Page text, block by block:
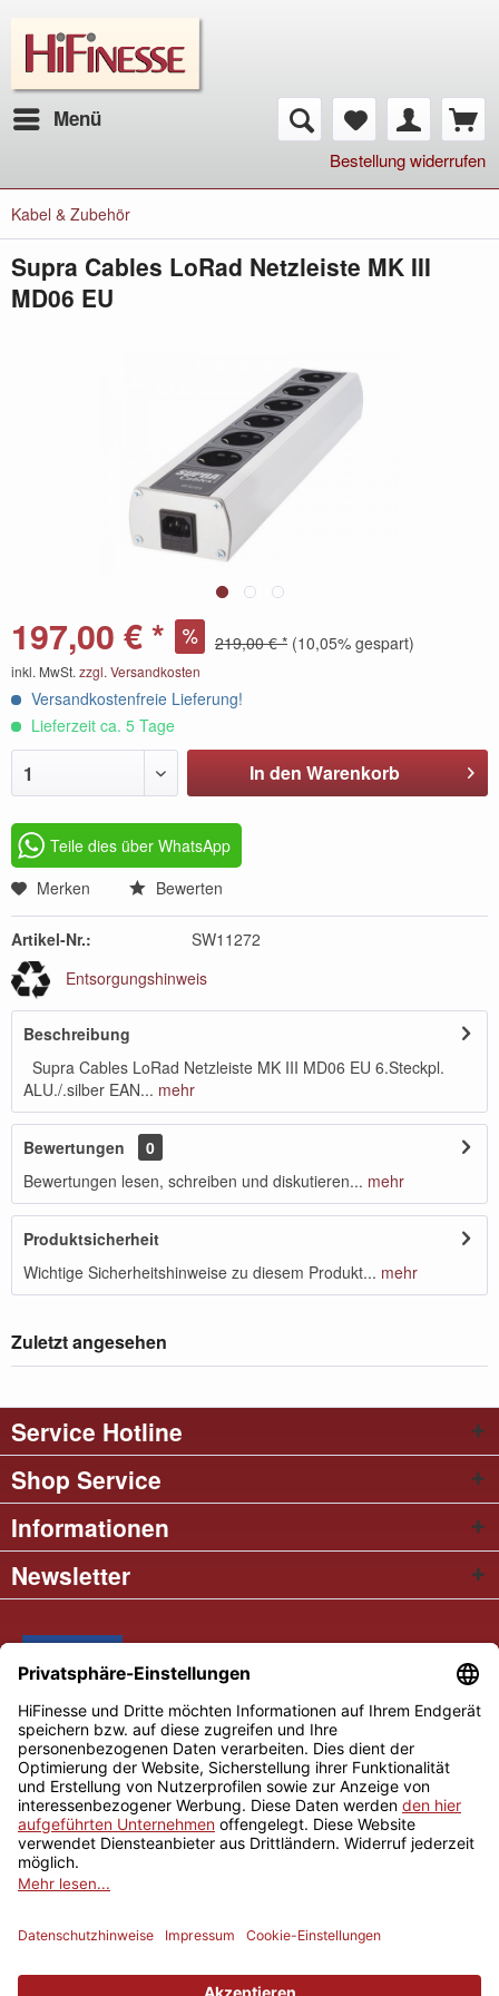
Menü
Bestellung widerrufen
Kabel & Zubehör
Supra Cables LoRad Netzleiste MK III
MD06 EU
197,00 € * 219,00 € * (10,05% gespart)
inkl. MwSt. zzgl. Versandkosten
Versandkostenfreie Lieferung!
Lieferzeit ca. 5 Tage
1 In den Warenkorb
Teile dies über WhatsApp
Merken
Bewerten
Artikel-Nr.:
SW11272
Entsorgungshinweis
Beschreibung
Supra Cables LoRad Netzleiste MK III MD06 EU 6.Steckpl.
ALU./.silber EAN... mehr
Bewertungen
0
Bewertungen lesen, schreiben und diskutieren... mehr
Produktsicherheit
Wichtige Sicherheitshinweise zu diesem Produkt... mehr
Zuletzt angesehen
Service Hotline
Shop Service
Informationen
Newsletter
* Alle Preise inkl. gesetzl. Mehrwertsteuer
Cookie settings Händler-Login
Über uns
Kontakt und Anfahrt
Versand und Zahlungsbedingungen